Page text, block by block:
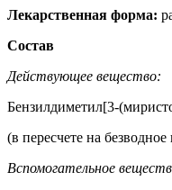
Лекарственная форма:
Состав
Действующее вещество:
Бензилдиметил[3-
(в
Вспомогательное